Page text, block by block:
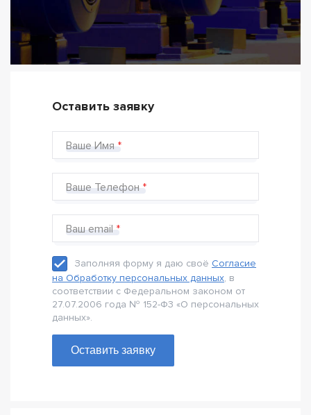
Оставить заявку
Ваше Имя
Ваше Телефон
Ваш email
Заполняя форму я даю своё Согласие
на Обработку персональных данных, в
соответствии с Федеральном законом от
27.07.2006 года № 152-Ф3 «О персональных
данных».
Оставить заявку